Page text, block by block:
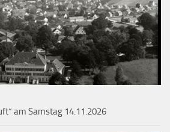
am Samstag 14.11.2026